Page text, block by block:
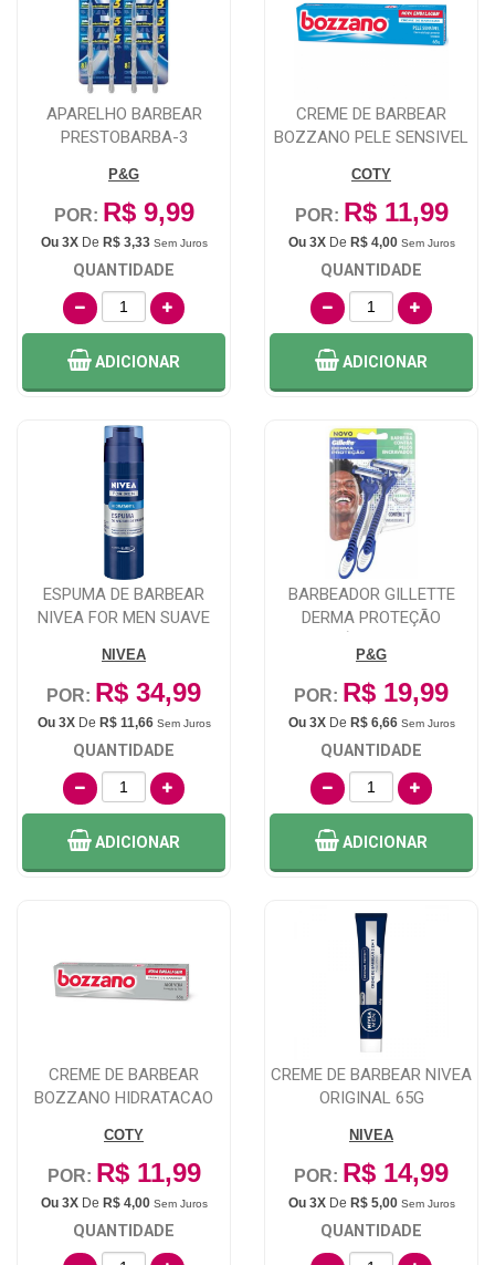
APARELHO BARBEAR
PRESTOBARBA-3
P&G
POR: R$ 9,99
Ou 3XDe R$ 3,33 Sem Juros
QUANTIDADE
ADICIONAR
CREME DE BARBEAR
BOZZANO PELE SENSIVEL
COTY
POR: R$ 11,99
Ou 3XDe R$ 4,00 Sem Juros
QUANTIDADE
ADICIONAR
ESPUMA DE BARBEAR
NIVEA FOR MEN SUAVE
NIVEA
POR: R$ 34,99
Ou 3XDe R$ 11,66 Sem Juros
QUANTIDADE
ADICIONAR
BARBEADOR GILLETTE
DERMA PROTEÇÃO
P&G
POR: R$ 19,99
Ou 3XDe R$ 6,66 Sem Juros
QUANTIDADE
ADICIONAR
CREME DE BARBEAR
BOZZANO HIDRATACAO
COTY
POR: R$ 11,99
Ou 3XDe R$ 4,00 Sem Juros
QUANTIDADE
CREME DE BARBEAR NIVEA
ORIGINAL 65G
NIVEA
POR: R$ 14,99
Ou 3XDe R$ 5,00 Sem Juros
QUANTIDADE